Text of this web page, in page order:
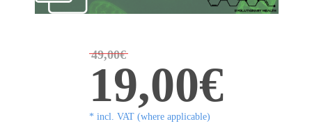
49,00€
19,00€
* incl. VAT (where applicable)